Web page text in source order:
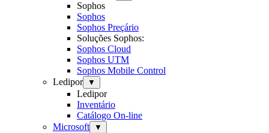
Sophos
Sophos
Sophos Preçário
Soluções Sophos:
Sophos Cloud
Sophos UTM
Sophos Mobile Control
Ledipor
▼
Ledipor
Inventário
Catálogo On-line
Microsoft
▼